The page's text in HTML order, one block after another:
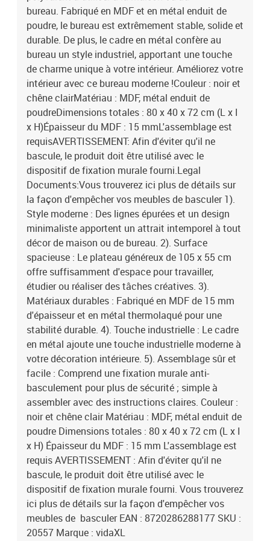
bureau. Fabriqué en MDF et en métal enduit de
poudre, le bureau est extrêmement stable, solide et
durable. De plus, le cadre en métal confère au
bureau un style industriel, apportant une touche
de charme unique à votre intérieur. Améliorez votre
intérieur avec ce bureau moderne !Couleur : noir et
chêne clairMatériau : MDF, métal enduit de
poudreDimensions totales : 80 x 40 x 72 cm (L x I
x H)Épaisseur du MDF : 15 mmL'assemblage est
requisAVERTISSEMENT: Afin d'éviter qu'il ne
bascule, le produit doit être utilisé avec le
dispositif de fixation murale fourni.Legal
Documents:Vous trouverez ici plus de détails sur
la façon d'empêcher vos meubles de basculer 1).
Style moderne : Des lignes épurées et un design
minimaliste apportent un attrait intemporel à tout
décor de maison ou de bureau. 2). Surface
spacieuse : Le plateau généreux de 105 x 55 cm
offre suffisamment d'espace pour travailler,
étudier ou réaliser des tâches créatives. 3).
Matériaux durables : Fabriqué en MDF de 15 mm
d'épaisseur et en métal thermolaqué pour une
stabilité durable. 4). Touche industrielle : Le cadre
en métal ajoute une touche industrielle moderne à
votre décoration intérieure. 5). Assemblage sûr et
facile : Comprend une fixation murale anti-
basculement pour plus de sécurité ; simple à
assembler avec des instructions claires. Couleur :
noir et chêne clair Matériau : MDF, métal enduit de
poudre Dimensions totales : 80 x 40 x 72 cm (L x I
x H) Épaisseur du MDF : 15 mm L'assemblage est
requis AVERTISSEMENT : Afin d'éviter qu'il ne
bascule, le produit doit être utilisé avec le
dispositif de fixation murale fourni. Vous trouverez
ici plus de détails sur la façon d'empêcher vos
meubles de basculer EAN : 8720286288177 SKU :
20557 Marque : vidaXL